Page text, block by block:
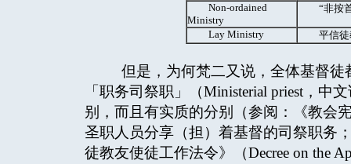
Non-ordained
Ministry
“非按
Lay Ministry 平信
但是，为何梵二又说，全体基督徒
「职务司祭职」（Ministerial priest，中
别，而且有实质的分别（参阅：《教会
圣职人员分享（担）着基督的司祭职务
徒教友使徒工作法令》（Decree on the